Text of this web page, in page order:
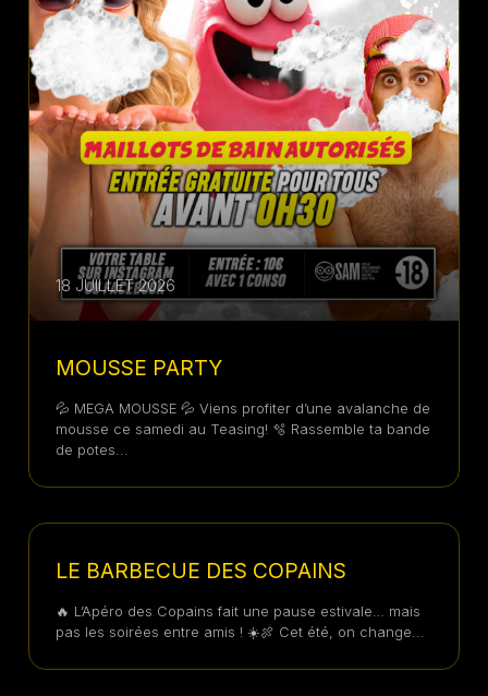
18 JUILLET 2026
MOUSSE PARTY
💦 MEGA MOUSSE 💦 Viens profiter d’une avalanche de
mousse ce samedi au Teasing! 🫧 Rassemble ta bande
de potes...
17 JUILLET 2026
LE BARBECUE DES COPAINS
🔥 L’Apéro des Copains fait une pause estivale… mais
pas les soirées entre amis ! ☀️🍖 Cet été, on change...